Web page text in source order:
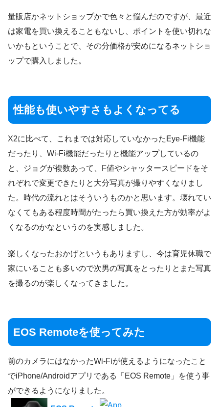
量販店かネットショップかで色々と悩んだのですが、最近
は家電を買い換えることもないし、ポイントを使い切れな
いかもということで、その分価格が安めになるネットショ
ップで購入しました。
性能も使いやすさもよくなってる
X2に比べて、これまでは対応していなかったEye-Fi機能
だったり、Wi-Fi機能だったりと機能アップしているの
と、ジョグが複数あって、F値やシャッタースピードをそ
れぞれで変更できたりと大分写真が撮りやすくなりまし
た。時代の流れとはそういうものかと思います。壊れてい
なくてもある程度時間がたったら買い換えた方が効率がよ
くなるのかなというのを実感しました。
楽しくなったおかげというもありますし、今は育児休職で
家にいることも多いので次男の写真をとったりとまた写真
を撮るのが楽しくなってきました。
EOS Remoteを使ってみた
前のカメラにはなかったWi-Fiが使えるようになったこと
でiPhone/Androidアプリである「EOS Remote」を使う事
ができるようになりました。